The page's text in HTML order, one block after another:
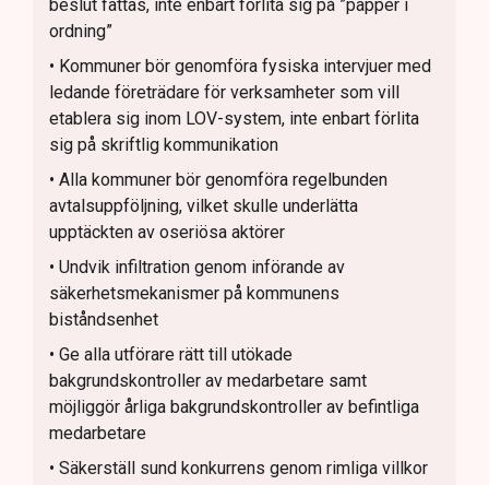
beslut fattas, inte enbart förlita sig på ”papper i
ordning”
• Kommuner bör genomföra fysiska intervjuer med
ledande företrädare för verksamheter som vill
etablera sig inom LOV-system, inte enbart förlita
sig på skriftlig kommunikation
• Alla kommuner bör genomföra regelbunden
avtalsuppföljning, vilket skulle underlätta
upptäckten av oseriösa aktörer
• Undvik infiltration genom införande av
säkerhetsmekanismer på kommunens
biståndsenhet
• Ge alla utförare rätt till utökade
bakgrundskontroller av medarbetare samt
möjliggör årliga bakgrundskontroller av befintliga
medarbetare
• Säkerställ sund konkurrens genom rimliga villkor